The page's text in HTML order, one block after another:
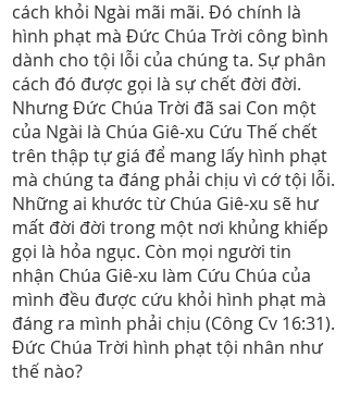
cách khỏi Ngài mãi mãi. Đó chính là
hình phạt mà Đức Chúa Trời công bình
dành cho tội lỗi của chúng ta. Sự phân
cách đó được gọi là sự chết đời đời.
Nhưng Đức Chúa Trời đã sai Con một
của Ngài là Chúa Giê-xu Cứu Thế chết
trên thập tự giá để mang lấy hình phạt
mà chúng ta đáng phải chịu vì cớ tội lỗi.
Những ai khước từ Chúa Giê-xu sẽ hư
mất đời đời trong một nơi khủng khiếp
gọi là hỏa ngục. Còn mọi người tin
nhận Chúa Giê-xu làm Cứu Chúa của
mình đều được cứu khỏi hình phạt mà
đáng ra mình phải chịu (Công Cv 16:31).
Đức Chúa Trời hình phạt tội nhân như
thế nào?